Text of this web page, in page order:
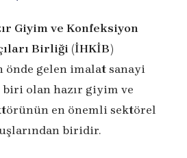
Giyim ve Konfeksiyon
Birliği (İHKİB)
önde gelen imalat sanayi
olan hazır giyim ve
en önemli sektörel
biridir.